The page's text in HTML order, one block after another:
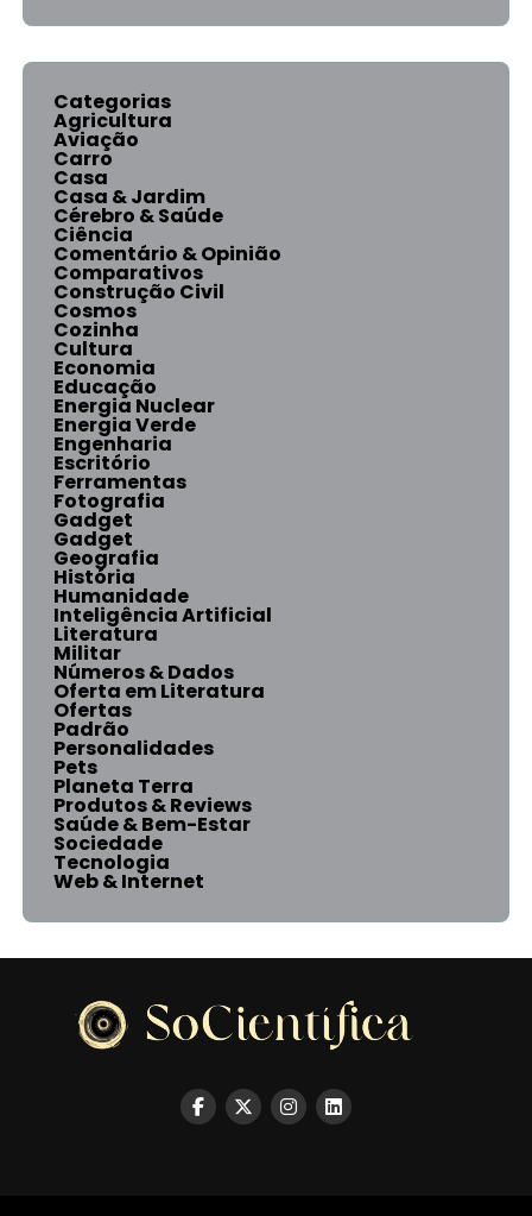
Categorias
Agricultura
Aviação
Carro
Casa
Casa & Jardim
Cérebro & Saúde
Ciência
Comentário & Opinião
Comparativos
Construção Civil
Cosmos
Cozinha
Cultura
Economia
Educação
Energia Nuclear
Energia Verde
Engenharia
Escritório
Ferramentas
Fotografia
Gadget
Gadget
Geografia
História
Humanidade
Inteligência Artificial
Literatura
Militar
Números & Dados
Oferta em Literatura
Ofertas
Padrão
Personalidades
Pets
Planeta Terra
Produtos & Reviews
Saúde & Bem-Estar
Sociedade
Tecnologia
Web & Internet